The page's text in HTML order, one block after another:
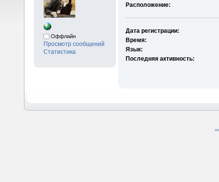
Оффлайн
Просмотр сообщений
Статистика
Расположение:
Дата регистрации:
Время:
Язык:
Последняя активность: